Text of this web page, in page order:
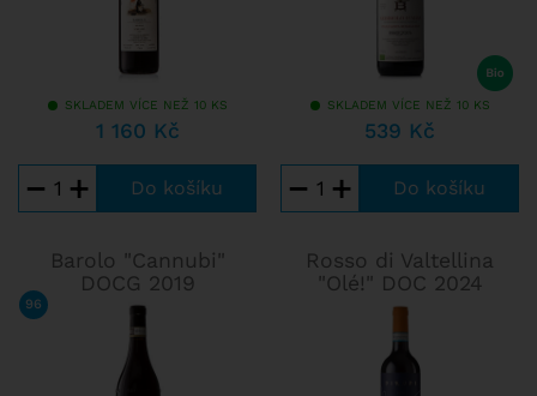
SKLADEM VÍCE NEŽ 10 KS
1 160 Kč
− +
SKLADEM VÍCE NEŽ 10 KS
539 Kč
− +
Barolo "Cannubi"
DOCG 2019
96 WINE ENTHUSIAST
Rosso di Valtellina
"Olé!" DOC 2024